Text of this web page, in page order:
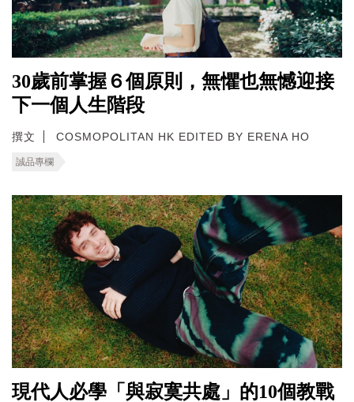
30歲前掌握６個原則，無懼也無憾迎接
下一個人生階段
撰文 COSMOPOLITAN HK EDITED BY ERENA HO
誠品專欄
現代人必學「與寂寞共處」的10個教戰